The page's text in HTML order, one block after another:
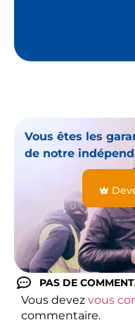
Vous êtes les
de notre
PAS DE
Vous devez vous
commentaire.